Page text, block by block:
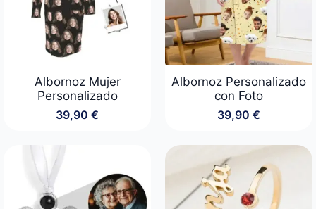
Albornoz Mujer
Personalizado
39,90 €
Albornoz Personalizado
con Foto
39,90 €